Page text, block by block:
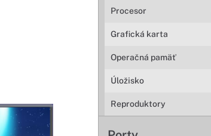
Procesor
Grafická karta
Operačná pamäť
Úložisko
Reproduktory